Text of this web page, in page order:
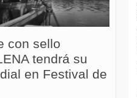
con sello
tendrá su
en Festival de